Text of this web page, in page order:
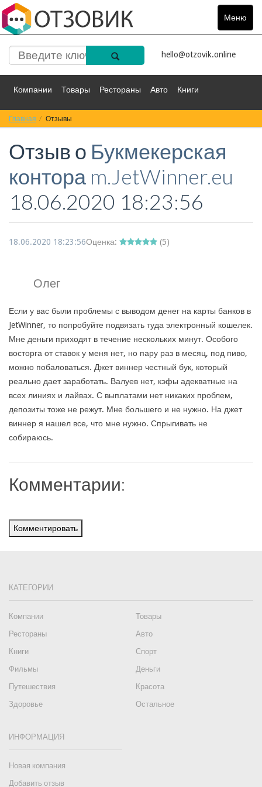
Меню
Toggle
hello@otzovik.online
Компании Товары Рестораны Авто Книги
Спорт Фильмы
Красота Здоровье Остальное
Главная Отзывы
Отзыв о Букмекерская
контора m.JetWinner.eu
18.06.2020 18:23:56
18.06.2020 18:23:56Оценка: (5)
Олег
Если у вас были проблемы с выводом денег на карты банков в
JetWinner, то попробуйте подвязать туда электронный кошелек.
Мне деньги приходят в течение нескольких минут. Особого
восторга от ставок у меня нет, но пару раз в месяц, под пиво,
можно побаловаться. Джет виннер честный бук, который
реально дает заработать. Валуев нет, кэфы адекватные на
всех линиях и лайвах. С выплатами нет никаких проблем,
депозиты тоже не режут. Мне большего и не нужно. На джет
виннер я нашел все, что мне нужно. Спрыгивать не
собираюсь.
Комментарии:
Комментировать
КАТЕГОРИИ
Компании
Товары
Рестораны
Авто
Книги
Спорт
Фильмы
Деньги
Путешествия
Красота
Здоровье
Остальное
ИНФОРМАЦИЯ
Новая компания
Добавить отзыв